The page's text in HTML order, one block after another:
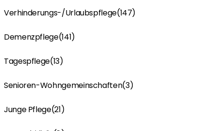
Verhinderungs-/Urlaubspflege(147)
Demenzpflege(141)
Tagespflege(13)
Senioren-Wohngemeinschaften(3)
Junge Pflege(21)